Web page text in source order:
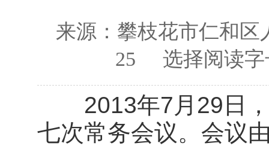
来源： 攀枝花市仁和区
25 选择阅读
2013年7月29日，
七次常务会议。会议